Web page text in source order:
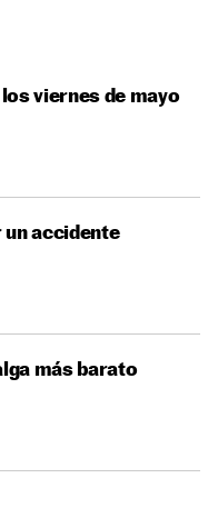
viernes de mayo
un accidente
más barato